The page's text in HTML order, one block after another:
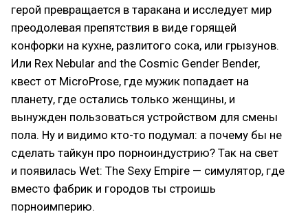
герой превращается в таракана и исследует мир
преодолевая препятствия в виде горящей
конфорки на кухне, разлитого сока, или грызунов.
Или Rex Nebular and the Cosmic Gender Bender,
квест от MicroProse, где мужик попадает на
планету, где остались только женщины, и
вынужден пользоваться устройством для смены
пола. Ну и видимо кто-то подумал: а почему бы не
сделать тайкун про порноиндустрию? Так на свет
и появилась Wet: The Sexy Empire — симулятор, где
вместо фабрик и городов ты строишь
порноимперию.